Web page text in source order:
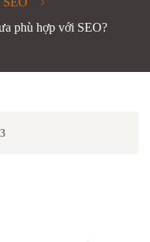
phù hợp với SEO?